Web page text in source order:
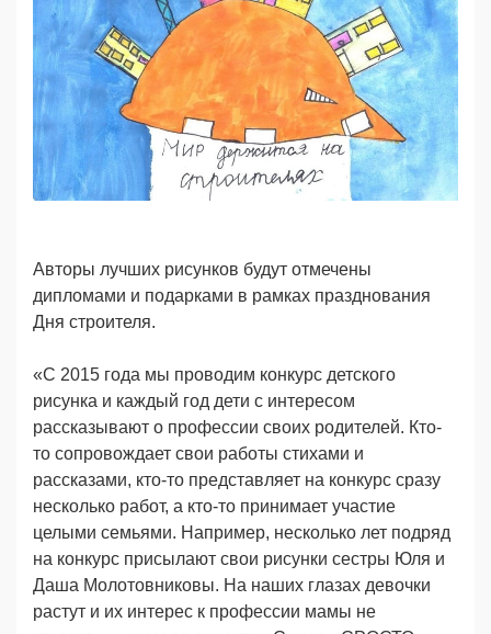
Авторы лучших рисунков будут отмечены
дипломами и подарками в рамках празднования
Дня строителя.
«С 2015 года мы проводим конкурс детского
рисунка и каждый год дети с интересом
рассказывают о профессии своих родителей. Кто-
то сопровождает свои работы стихами и
рассказами, кто-то представляет на конкурс сразу
несколько работ, а кто-то принимает участие
целыми семьями. Например, несколько лет подряд
на конкурс присылают свои рисунки сестры Юля и
Даша Молотовниковы. На наших глазах девочки
растут и их интерес к профессии мамы не